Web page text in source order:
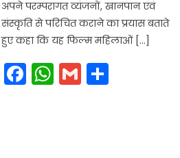
अपने परम्परागत व्यंजनों, खानपान एवं
संस्कृति से परिचित कराने का प्रयास बताते
हुए कहा कि यह फिल्म महिलाओं […]
Facebook
WhatsApp
GmailShare